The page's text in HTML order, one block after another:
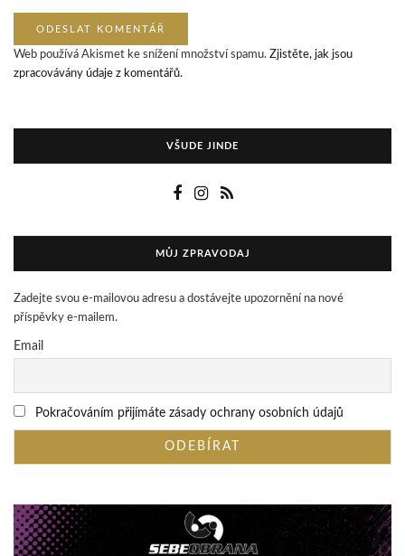
Web používá Akismet ke snížení množství spamu. Zjistěte, jak jsou
zpracovávány údaje z komentářů.
VŠUDE JINDE
MŮJ ZPRAVODAJ
Zadejte svou e-mailovou adresu a dostávejte upozornění na nové
příspěvky e-mailem.
Email
Pokračováním přijímáte zásady ochrany osobních údajů